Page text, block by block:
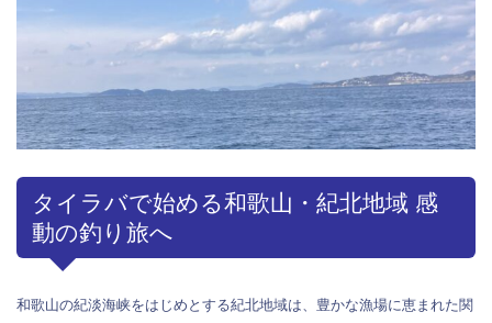
タイラバで始める和歌山・紀北地域 感
動の釣り旅へ
和歌山の紀淡海峡をはじめとする紀北地域は、豊かな漁場に恵まれた関